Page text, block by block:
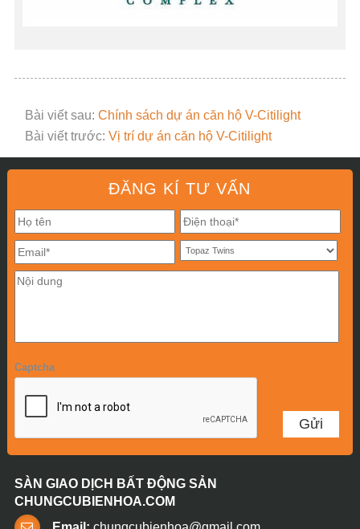
Bài viết sau: Chính sách dự án căn hộ V-Citilight
Bài viết trước: Vị trí dự án căn hộ V-Citilight
ĐĂNG KÍ TƯ VẤN
Captcha
SÀN GIAO DỊCH BẤT ĐỘNG SẢN
CHUNGCUBIENHOA.COM